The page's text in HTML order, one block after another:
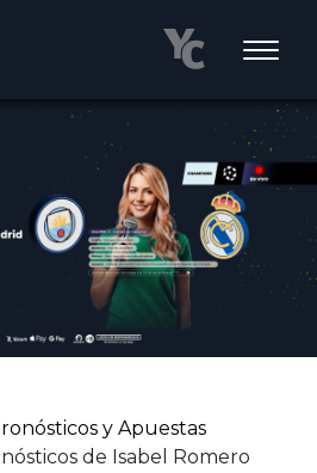
y Apuestas
de Isabel Romero